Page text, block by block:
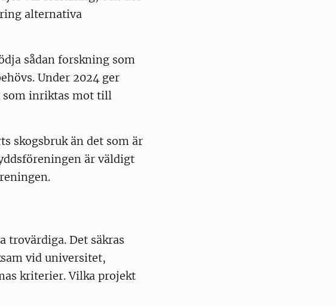
alternativa
sådan forskning som
Under 2024 ger
som inriktas mot till
skogsbruk än det som är
är väldigt
trovärdiga. Det säkras
vid universitet,
kriterier. Vilka projekt